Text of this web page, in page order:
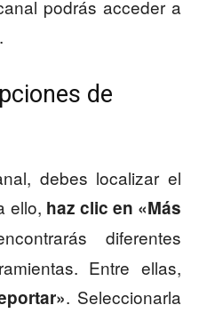
podrás acceder a
de
debes localizar el
ello, haz clic en «Más
diferentes
Entre ellas,
. Seleccionarla